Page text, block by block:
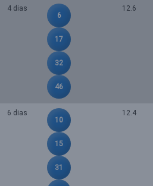
4 dias
6
17
32
46
12.6
6 dias
10
15
31
12.4